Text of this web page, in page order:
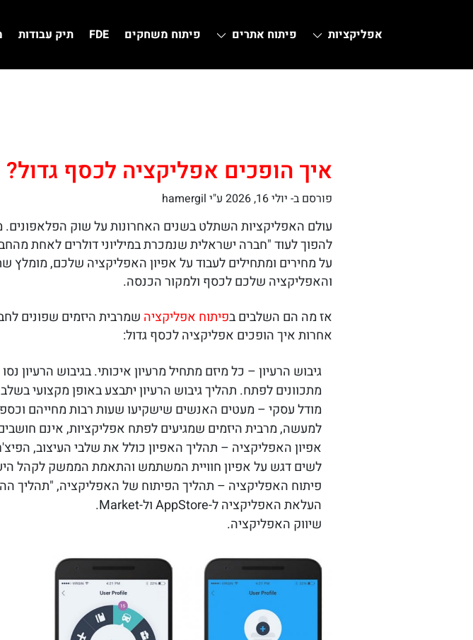
אפליקציות פיתוח אתרים פיתוח משחקים FDE תיק עבודות
איך הופכים אפליקציה לכסף גדול?
פורסם ב- יולי 16, 2026 ע"י hamergil
עולם האפליקציות השתלט בשנים האחרונות על שוק
להפוך לעוד "חברה ישראלית שנמכרת במיליוני דולרים לאחת
על מחירים ומתחילים לעבוד על אפיון האפליקציה שלכם, מומלץ
והאפליקציה שלכם לכסף ולמקור הכנסה.
אז מה הם השלבים בפיתוח אפליקציה שמרבית היזמים שפונים
אחרות איך הופכים אפליקציה לכסף גדול:
גיבוש הרעיון – כל מיזם מתחיל מרעיון איכותי. בגיבוש
מתכוונים לפתח. תהליך גיבוש הרעיון יתבצע באופן מקצועי
מודל עסקי – מעטים האנשים שישקיעו שעות רבות מחייהם
למעשה, מרבית היזמים שמגיעים לפתח אפליקציות, אינם
אפיון האפליקציה – תהליך האפיון כולל את שלבי העיצוב,
לשים דגש על אפיון חוויית המשתמש והתאמת הממשק לקהל
פיתוח האפליקציה – תהליך הפיתוח של האפליקציה, "תהליך
העלאת האפליקציה ל-AppStore ול-Market.
שיווק האפליקציה.